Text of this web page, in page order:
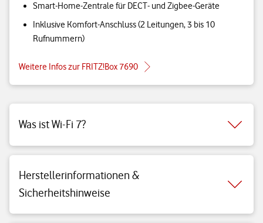
Smart-Home-Zentrale für DECT- und Zigbee-Geräte
Inklusive Komfort-Anschluss (2 Leitungen, 3 bis 10
Rufnummern)
Weitere Infos zur FRITZ!Box 7690
Was ist Wi-Fi 7?
Herstellerinformationen &
Sicherheitshinweise